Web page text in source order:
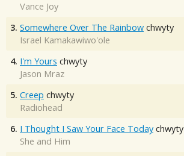
Vance Joy
3. Somewhere Over The Rainbow chwyty
Israel Kamakawiwo'ole
4. I'm Yours chwyty
Jason Mraz
5. Creep chwyty
Radiohead
6. I Thought I Saw Your Face Today chwyty
She and Him